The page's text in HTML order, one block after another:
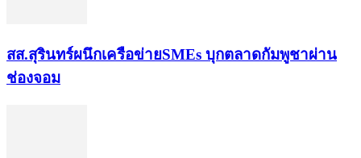
สส.สุรินทร์ผนึกเครือข่ายSMEs บุกตลาดกัมพูชาผ่าน
ช่องจอม